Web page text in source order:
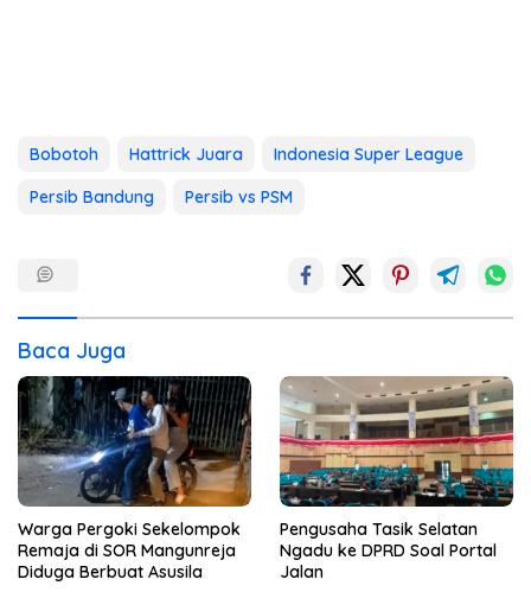
Bobotoh Hattrick Juara
Indonesia Super League
Persib Bandung
Persib vs PSM
Baca Juga
Warga Pergoki Sekelompok
Remaja di SOR Mangunreja
Diduga Berbuat Asusila
Pengusaha Tasik Selatan
Ngadu ke DPRD Soal Portal
Jalan